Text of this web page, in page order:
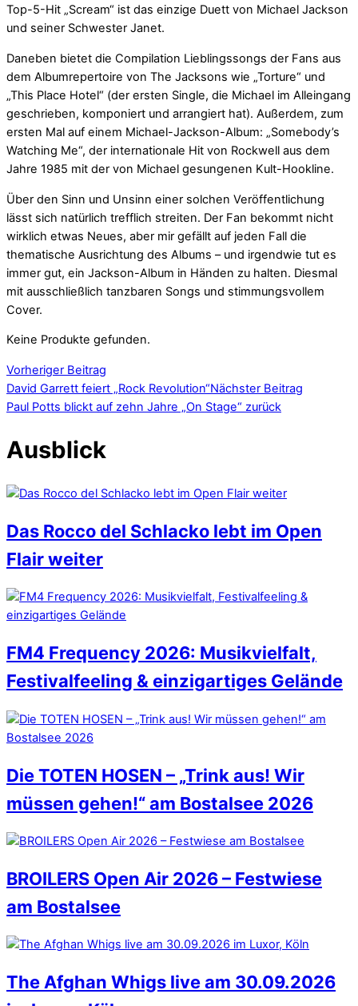
Top-5-Hit „Scream“ ist das einzige Duett von Michael Jackson
und seiner Schwester Janet.
Daneben bietet die Compilation Lieblingssongs der Fans aus
dem Albumrepertoire von The Jacksons wie „Torture“ und
„This Place Hotel“ (der ersten Single, die Michael im Alleingang
geschrieben, komponiert und arrangiert hat). Außerdem, zum
ersten Mal auf einem Michael-Jackson-Album: „Somebody’s
Watching Me“, der internationale Hit von Rockwell aus dem
Jahre 1985 mit der von Michael gesungenen Kult-Hookline.
Über den Sinn und Unsinn einer solchen Veröffentlichung
lässt sich natürlich trefflich streiten. Der Fan bekommt nicht
wirklich etwas Neues, aber mir gefällt auf jeden Fall die
thematische Ausrichtung des Albums – und irgendwie tut es
immer gut, ein Jackson-Album in Händen zu halten. Diesmal
mit ausschließlich tanzbaren Songs und stimmungsvollem
Cover.
Keine Produkte gefunden.
Vorheriger Beitrag
David Garrett feiert „Rock Revolution“Nächster Beitrag
Paul Potts blickt auf zehn Jahre „On Stage“ zurück
Ausblick
Das Rocco del Schlacko lebt im Open
Flair weiter
FM4 Frequency 2026: Musikvielfalt,
Festivalfeeling & einzigartiges Gelände
Die TOTEN HOSEN – „Trink aus! Wir
müssen gehen!“ am Bostalsee 2026
BROILERS Open Air 2026 – Festwiese
am Bostalsee
The Afghan Whigs live am 30.09.2026